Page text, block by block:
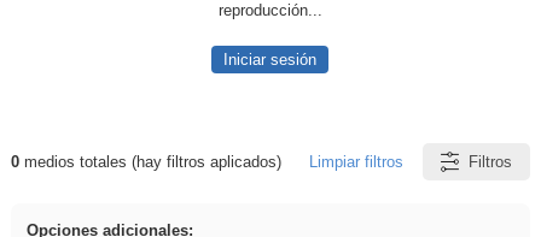
reproducción...
Iniciar sesión
Resultados de: pronunciation
0medios totales (hay filtros aplicados) Limpiar filtros Filtros
Opciones adicionales: